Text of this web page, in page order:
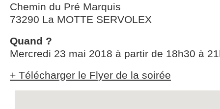
Chemin du Pré Marquis
73290 La MOTTE SERVOLEX
Quand ?
Mercredi 23 mai 2018 à partir de 18h30 à
+ Télécharger le Flyer de la soirée